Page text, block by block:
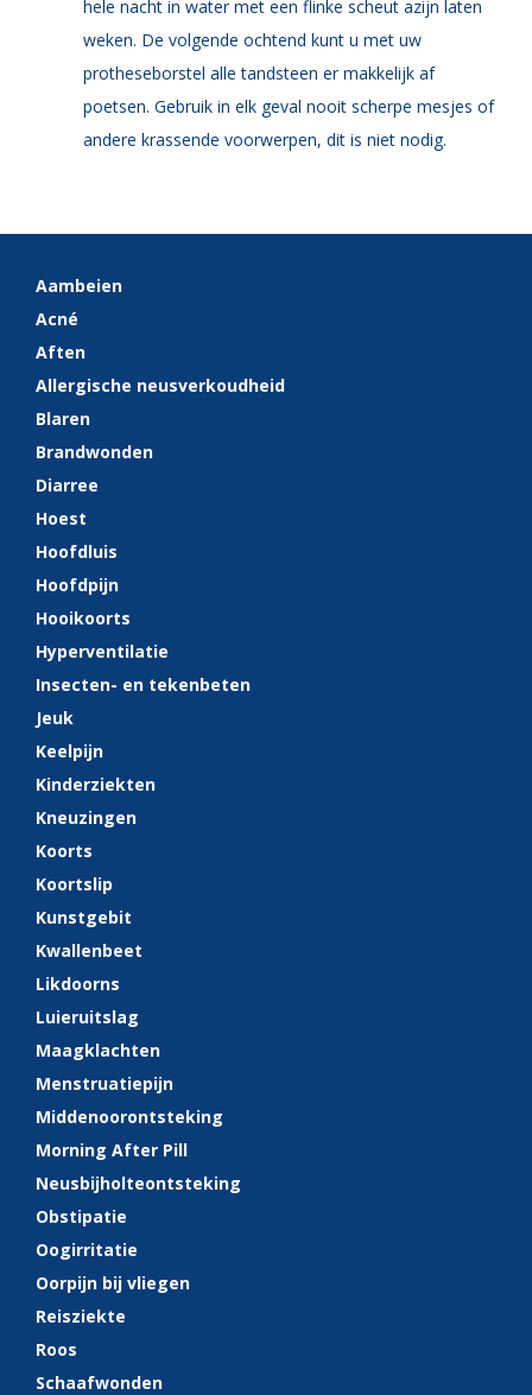
hele nacht in water met een flinke scheut azijn laten
weken. De volgende ochtend kunt u met uw
protheseborstel alle tandsteen er makkelijk af
poetsen. Gebruik in elk geval nooit scherpe mesjes of
andere krassende voorwerpen, dit is niet nodig.
Aambeien
Acné
Aften
Allergische neusverkoudheid
Blaren
Brandwonden
Diarree
Hoest
Hoofdluis
Hoofdpijn
Hooikoorts
Hyperventilatie
Insecten- en tekenbeten
Jeuk
Keelpijn
Kinderziekten
Kneuzingen
Koorts
Koortslip
Kunstgebit
Kwallenbeet
Likdoorns
Luieruitslag
Maagklachten
Menstruatiepijn
Middenoorontsteking
Morning After Pill
Neusbijholteontsteking
Obstipatie
Oogirritatie
Oorpijn bij vliegen
Reisziekte
Roos
Schaafwonden